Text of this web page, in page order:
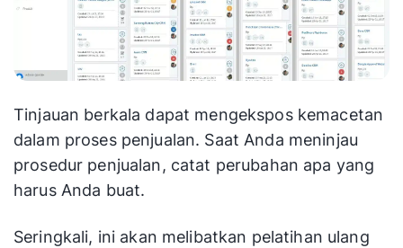
Tinjauan berkala dapat mengekspos kemacetan
dalam proses penjualan. Saat Anda meninjau
prosedur penjualan, catat perubahan apa yang
harus Anda buat.
Seringkali, ini akan melibatkan pelatihan ulang